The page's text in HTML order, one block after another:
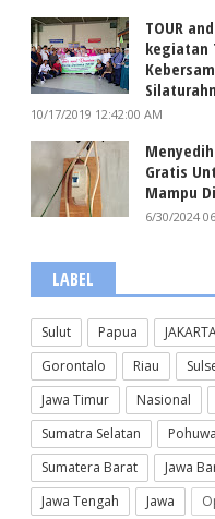
TOUR
kegiatan
10/17/2019 12:42:00 AM
Gratis
Mampu
6/30/2024
LABEL
Sulut Papua
Gorontalo
Riau
Jawa Timur
Nasional
Sumatra Selatan
Sumatera Barat
Jawa
Jawa Tengah
Jawa